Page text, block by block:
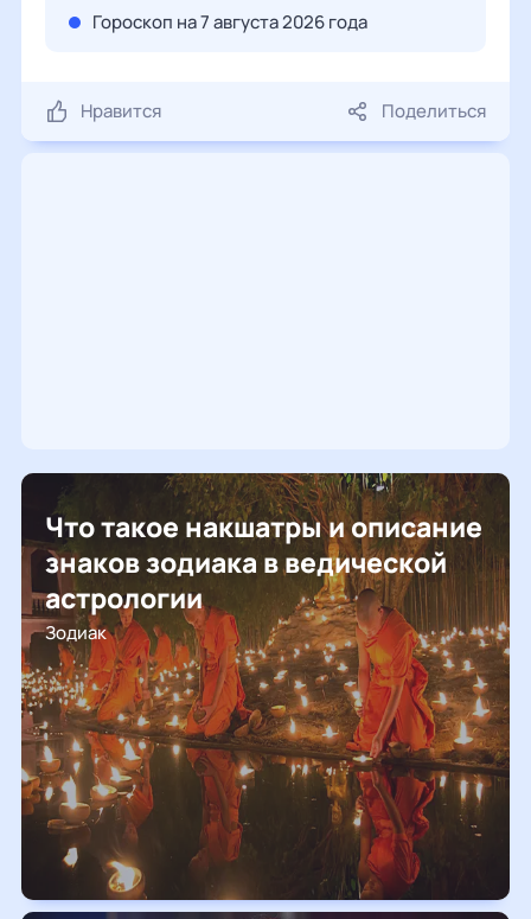
Гороскоп на 7 августа 2026 года
Нравится Поделиться
Что такое накшатры и описание
знаков зодиака в ведической
астрологии
Зодиак